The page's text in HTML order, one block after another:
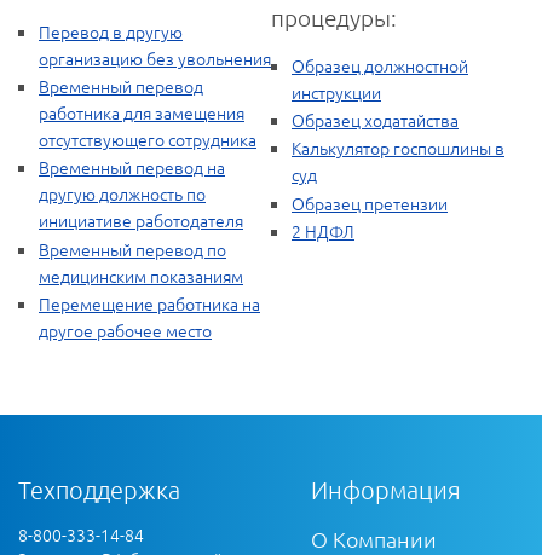
Перевод в другую
организацию без увольнения
Временный перевод
работника для замещения
отсутствующего сотрудника
Временный перевод на
другую должность по
инициативе работодателя
Временный перевод по
медицинским показаниям
Перемещение работника на
другое рабочее место
процедуры:
Образец должностной
инструкции
Образец ходатайства
Калькулятор госпошлины в
суд
Образец претензии
2 НДФЛ
Техподдержка
8-800-333-14-84
Информация
О Компании